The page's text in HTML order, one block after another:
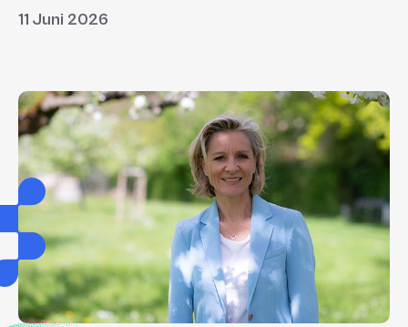
11 Juni 2026